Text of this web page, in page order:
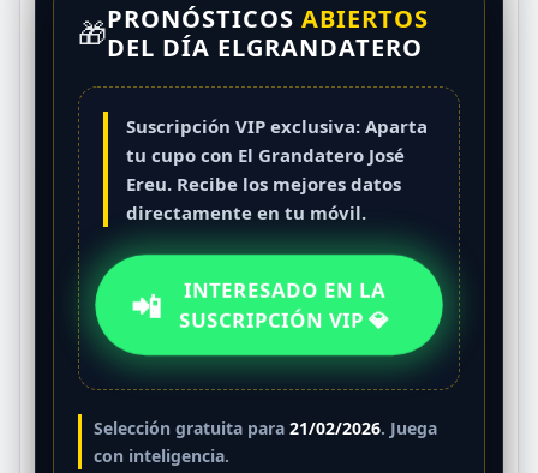
PERRO ZAMURO ELEFANTE CAIMÁN
35 36
🎁PRONÓSTICOS ABIERTOS
DEL DÍA ELGRANDATERO
Suscripción VIP exclusiva: Aparta
tu cupo con El Grandatero José
Ereu. Recibe los mejores datos
directamente en tu móvil.
📲
INTERESADO EN LA
SUSCRIPCIÓN VIP 💎
Selección gratuita para 21/02/2026. Juega
con inteligencia.